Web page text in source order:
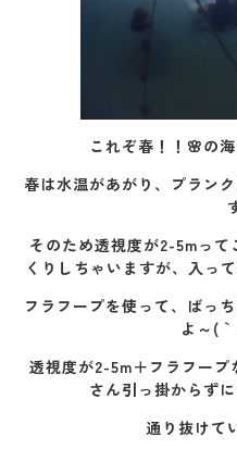
これぞ春！！🌸の
春は水温があがり、プラン
そのため透視度が2-5mっ
くりしちゃいますが、入っ
フラフープを使って、ばっ
よ～(
透視度が2-5m＋フラフー
さん引っ掛からず
通り抜け